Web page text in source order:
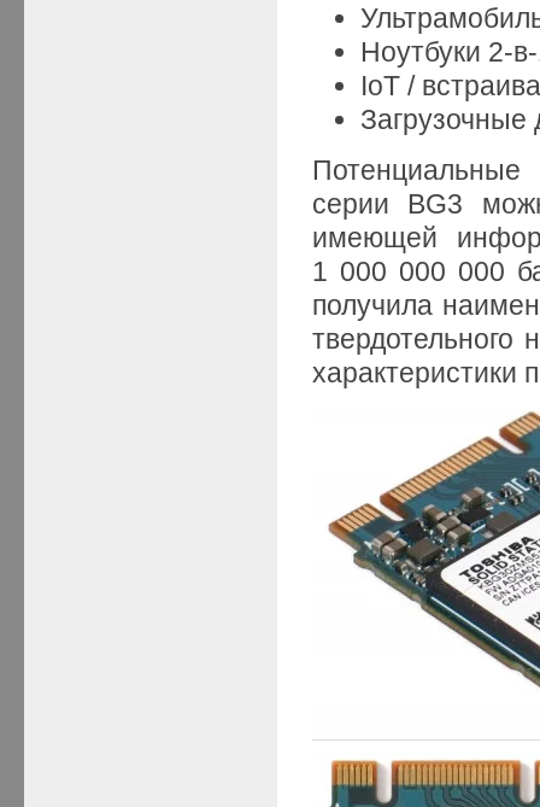
Ноутбуки 2-
IoT /
Потенциальные
серии BG3
имеющей
1 000 000 000
получила
твердотельного
характеристики